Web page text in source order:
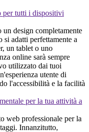
per tutti i dispositivi
design completamente
si adatti perfettamente a
un tablet o uno
online sarà sempre
utilizzato dai tuoi
utente di
l'accessibilità e la facilità
per la tua attività a
web professionale per la
Innanzitutto,